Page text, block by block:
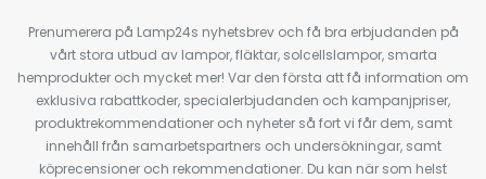
Prenumerera på Lamp24s nyhetsbrev och få bra erbjudanden på
vårt stora utbud av lampor, fläktar, solcellslampor, smarta
hemprodukter och mycket mer! Var den första att få information om
exklusiva rabattkoder, specialerbjudanden och kampanjpriser,
produktrekommendationer och nyheter så fort vi får dem, samt
innehåll från samarbetspartners och undersökningar, samt
köprecensioner och rekommendationer. Du kan när som helst